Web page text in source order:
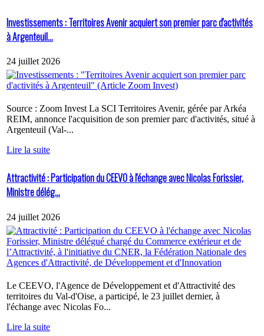
Investissements : Territoires Avenir acquiert son premier parc d'activités
à Argenteuil...
24 juillet 2026
Source : Zoom Invest La SCI Territoires Avenir, gérée par Arkéa
REIM, annonce l'acquisition de son premier parc d'activités, situé à
Argenteuil (Val-...
Lire la suite
Attractivité : Participation du CEEVO à l'échange avec Nicolas Forissier,
Ministre délég...
24 juillet 2026
Le CEEVO, l'Agence de Développement et d'Attractivité des
territoires du Val-d'Oise, a participé, le 23 juillet dernier, à
l'échange avec Nicolas Fo...
Lire la suite